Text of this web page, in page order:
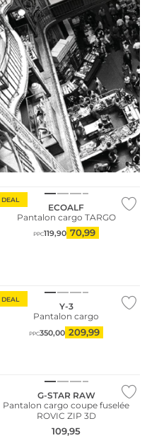
DEAL
Durable
ECOALF
Pantalon cargo TARGO
PPC119,90 70,99
DEAL
Y-3
Pantalon cargo
PPC350,00 209,99
G-STAR RAW
Pantalon cargo coupe fuselée
ROVIC ZIP 3D
109,95